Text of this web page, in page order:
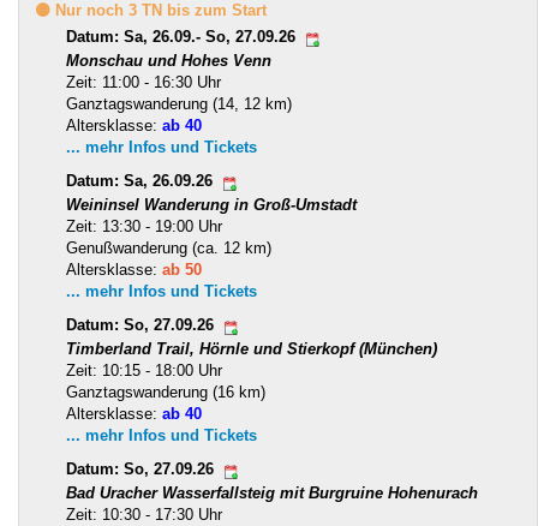
🟡 Nur noch 3 TN bis zum Start
Datum: Sa, 26.09.- So, 27.09.26
Monschau und Hohes Venn
Zeit: 11:00 - 16:30 Uhr
Ganztagswanderung (14, 12 km)
Altersklasse: ab 40
... mehr Infos und Tickets
Datum: Sa, 26.09.26
Weininsel Wanderung in Groß-Umstadt
Zeit: 13:30 - 19:00 Uhr
Genußwanderung (ca. 12 km)
Altersklasse: ab 50
... mehr Infos und Tickets
Datum: So, 27.09.26
Timberland Trail, Hörnle und Stierkopf (München)
Zeit: 10:15 - 18:00 Uhr
Ganztagswanderung (16 km)
Altersklasse: ab 40
... mehr Infos und Tickets
Datum: So, 27.09.26
Bad Uracher Wasserfallsteig mit Burgruine Hohenurach
Zeit: 10:30 - 17:30 Uhr